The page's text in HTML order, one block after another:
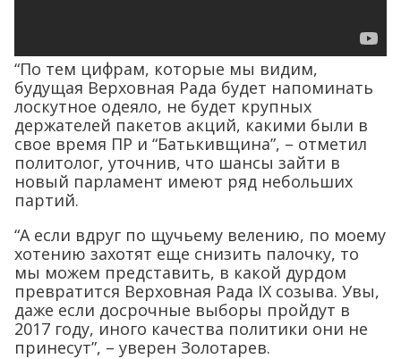
“По тем цифрам, которые мы видим,
будущая Верховная Рада будет напоминать
лоскутное одеяло, не будет крупных
держателей пакетов акций, какими были в
свое время ПР и “Батькивщина”, – отметил
политолог, уточнив, что шансы зайти в
новый парламент имеют ряд небольших
партий.
“А если вдруг по щучьему велению, по моему
хотению захотят еще снизить палочку, то
мы можем представить, в какой дурдом
превратится Верховная Рада IX созыва. Увы,
даже если досрочные выборы пройдут в
2017 году, иного качества политики они не
принесут”, – уверен Золотарев.